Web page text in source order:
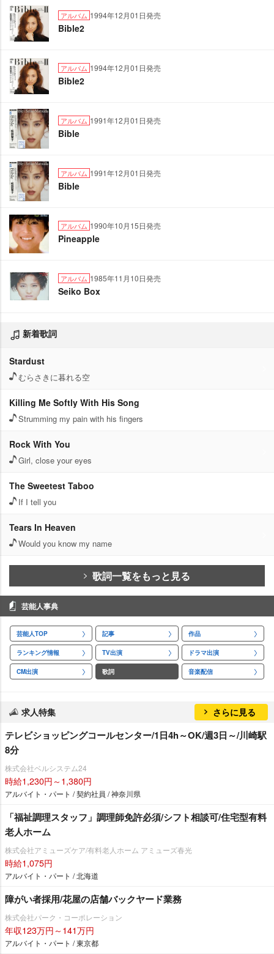
アルバム 1994年12月01日発売
Bible2
アルバム 1994年12月01日発売
Bible2
アルバム 1991年12月01日発売
Bible
アルバム 1991年12月01日発売
Bible
アルバム 1990年10月15日発売
Pineapple
アルバム 1985年11月10日発売
Seiko Box
新着歌詞
Stardust
むらさきに暮れる空
Killing Me Softly With His Song
Strumming my pain with his fingers
Rock With You
Girl, close your eyes
The Sweetest Taboo
If I tell you
Tears In Heaven
Would you know my name
歌詞一覧をもっと見る
芸能人事典
芸能人TOP 記事 作品
ランキング情報 TV出演 ドラマ出演
CM出演 歌詞 音楽配信
求人特集 さらに見る
テレビショッピングコールセンター/1日4h～OK/週3日～/川崎駅
8分
株式会社ベルシステム24
時給1,230円～1,380円
アルバイト・パート / 契約社員 / 神奈川県
「福祉調理スタッフ」調理師免許必須/シフト相談可/住宅型有料
老人ホーム
株式会社アミューズケア/有料老人ホーム アミューズ春光
時給1,075円
アルバイト・パート / 北海道
障がい者採用/花屋の店舗バックヤード業務
株式会社パーク・コーポレーション
年収123万円～141万円
アルバイト・パート / 東京都